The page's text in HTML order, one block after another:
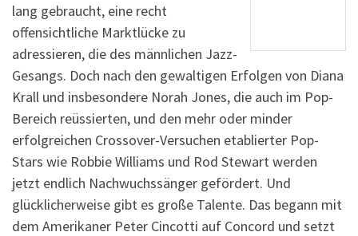
lang gebraucht, eine recht
offensichtliche Marktlücke zu
adressieren, die des männlichen Jazz-
Gesangs. Doch nach den gewaltigen Erfolgen von Diana
Krall und insbesondere Norah Jones, die auch im Pop-
Bereich reüssierten, und den mehr oder minder
erfolgreichen Crossover-Versuchen etablierter Pop-
Stars wie Robbie Williams und Rod Stewart werden
jetzt endlich Nachwuchssänger gefördert. Und
glücklicherweise gibt es große Talente. Das begann mit
dem Amerikaner Peter Cincotti auf Concord und setzt